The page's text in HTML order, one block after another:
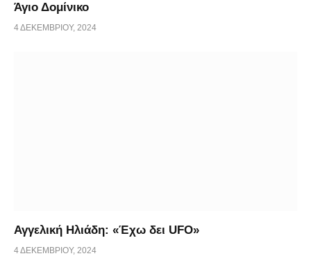
Άγιο Δομίνικο
4 ΔΕΚΕΜΒΡΊΟΥ, 2024
Αγγελική Ηλιάδη: «Έχω δει UFO»
4 ΔΕΚΕΜΒΡΊΟΥ, 2024